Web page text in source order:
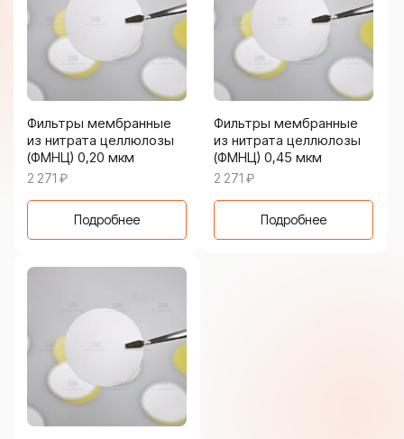
Фильтры мембранные
из нитрата целлюлозы
(ФМНЦ) 0,20 мкм
2 271 ₽
Подробнее
Фильтры мембранные
из нитрата целлюлозы
(ФМНЦ) 0,45 мкм
2 271 ₽
Подробнее